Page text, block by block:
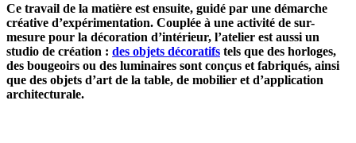
Ce travail de la matière est ensuite, guidé par une démarche
créative d’expérimentation. Couplée à une activité de sur-
mesure pour la décoration d’intérieur, l’atelier est aussi un
studio de création : des objets décoratifs tels que des horloges,
des bougeoirs ou des luminaires sont conçus et fabriqués, ainsi
que des objets d’art de la table, de mobilier et d’application
architecturale.